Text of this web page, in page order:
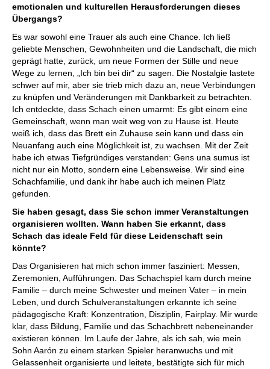
emotionalen und kulturellen Herausforderungen dieses
Übergangs?
Es war sowohl eine Trauer als auch eine Chance. Ich ließ
geliebte Menschen, Gewohnheiten und die Landschaft, die mich
geprägt hatte, zurück, um neue Formen der Stille und neue
Wege zu lernen, „Ich bin bei dir“ zu sagen. Die Nostalgie lastete
schwer auf mir, aber sie trieb mich dazu an, neue Verbindungen
zu knüpfen und Veränderungen mit Dankbarkeit zu betrachten.
Ich entdeckte, dass Schach einen umarmt: Es gibt einem eine
Gemeinschaft, wenn man weit weg von zu Hause ist. Heute
weiß ich, dass das Brett ein Zuhause sein kann und dass ein
Neuanfang auch eine Möglichkeit ist, zu wachsen. Mit der Zeit
habe ich etwas Tiefgründiges verstanden: Gens una sumus ist
nicht nur ein Motto, sondern eine Lebensweise. Wir sind eine
Schachfamilie, und dank ihr habe auch ich meinen Platz
gefunden.
Sie haben gesagt, dass Sie schon immer Veranstaltungen
organisieren wollten. Wann haben Sie erkannt, dass
Schach das ideale Feld für diese Leidenschaft sein
könnte?
Das Organisieren hat mich schon immer fasziniert: Messen,
Zeremonien, Aufführungen. Das Schachspiel kam durch meine
Familie – durch meine Schwester und meinen Vater – in mein
Leben, und durch Schulveranstaltungen erkannte ich seine
pädagogische Kraft: Konzentration, Disziplin, Fairplay. Mir wurde
klar, dass Bildung, Familie und das Schachbrett nebeneinander
existieren können. Im Laufe der Jahre, als ich sah, wie mein
Sohn Aarón zu einem starken Spieler heranwuchs und mit
Gelassenheit organisierte und leitete, bestätigte sich für mich